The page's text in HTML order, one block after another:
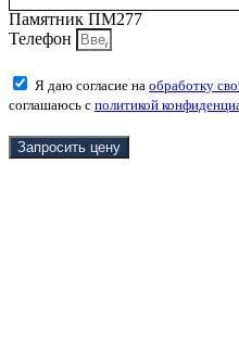
Памятник ПМ277
Телефон
Я даю согласие на обработку
соглашаюсь с политикой
Запросить цену